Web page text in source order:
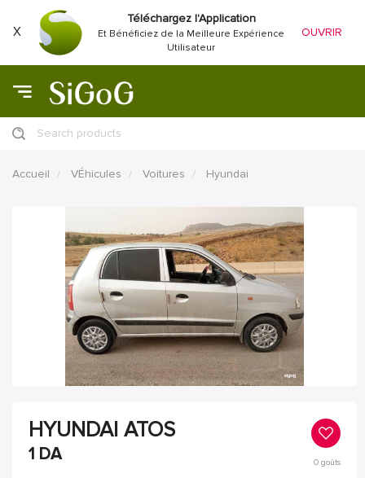
X
Téléchargez l'Application
Et Bénéficiez de la Meilleure Expérience
Utilisateur
OUVRIR
Search products
Accueil VÉhicules Voitures Hyundai
HYUNDAI ATOS
1 DA 0goûts